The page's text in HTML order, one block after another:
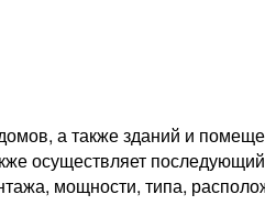
а также зданий и
осуществляет
мощности, типа,